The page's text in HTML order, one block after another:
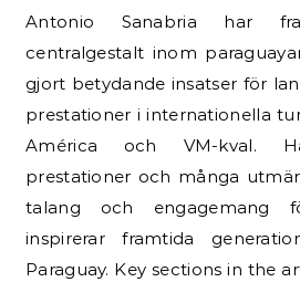
Antonio Sanabria har framträtt som en
centralgestalt inom
gjort betydande insatser för
prestationer i internationella
América och VM-kval.
prestationer och många
talang och engagemang
inspirerar framtida
Paraguay. Key sections in the